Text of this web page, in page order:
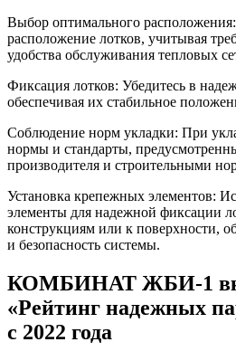
Выбор оптимального
расположение лотков, учитывая
удобства обслуживания тепловых
Фиксация лотков: Убедитесь в
обеспечивая их стабильное
Соблюдение норм укладки: При
нормы и стандарты,
производителя и строительными
Установка крепежных элементов:
элементы для надежной фиксации
конструкциям или к поверхности,
и безопасность системы.
КОМБИНАТ ЖБИ-1
«Рейтинг надежных
с 2022 года